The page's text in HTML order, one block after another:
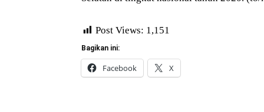
Post Views: 1,151
Bagikan ini:
Facebook X